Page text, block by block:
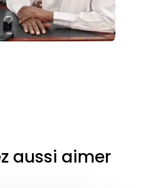
aussi aimer